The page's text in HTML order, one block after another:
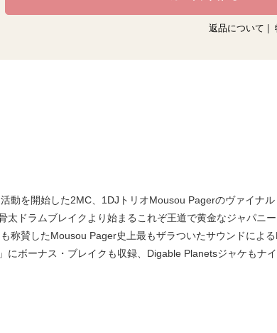
返品について
動を開始した2MC、1DJトリオMousou Pagerのヴァイナル
太ドラムブレイクより始まるこれぞ王道で黄金なジャパニ
称賛したMousou Pager史上最もザラついたサウンドによ
ボーナス・ブレイクも収録、Digable Planetsジャケもナイ